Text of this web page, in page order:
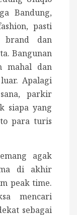
Bandung,
pasti
brand dan
Bangunan
mahal dan
Apalagi
parkir
siapa yang
para turis
agak
di akhir
peak time.
mencari
sebagai